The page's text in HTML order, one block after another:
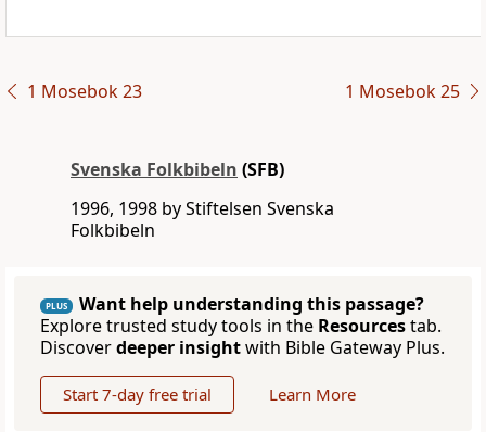
1 Mosebok 23 1 Mosebok 25
Svenska Folkbibeln (SFB)
1996, 1998 by Stiftelsen Svenska
Folkbibeln
PLUS
Want help understanding this passage?
Explore trusted study tools in the Resourcestab.
Discoverdeeper insightwith Bible Gateway Plus.
Start 7-day free trial Learn More